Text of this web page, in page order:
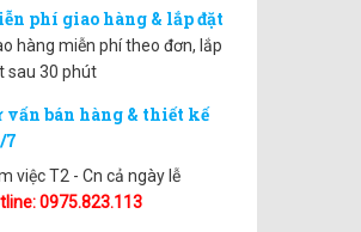
phí giao hàng & lắp đặt
hàng miễn phí theo đơn, lắp
sau 30 phút
vấn bán hàng & thiết kế
7
việc T2 - Cn cả ngày lễ
0975.823.113